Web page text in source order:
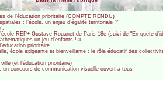
de l’éducation prioritaire (COMPTE RENDU)
: l’école, un enjeu d’égalité territoriale ?"
REP+ Gustave Rouanet de Paris 18e (suivi de "En quête
un jeu d’enfants ! »
prioritaire
école exigeante et bienveillante : le rôle éducatif des
(et l’éducation prioritaire)
un concours de communication visuelle ouvert à tous